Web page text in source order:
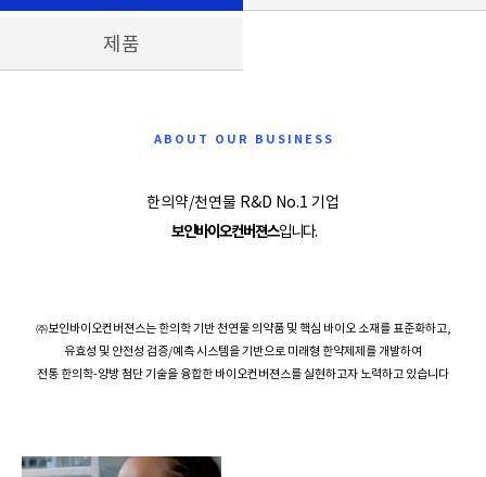
제품
ABOUT OUR BUSINESS
한의약/천연물 R&D No.1 기업
보인바이오컨버젼스입니다.
㈜보인바이오컨버젼스는 한의학 기반 천연물 의약품 및 핵심 바이오 소재를 표준화하고,
유효성 및 안전성 검증/예측 시스템을 기반으로 미래형 한약제제를 개발하여
전통 한의학-양방 첨단 기술을 융합한 바이오컨버젼스를 실현하고자 노력하고 있습니다